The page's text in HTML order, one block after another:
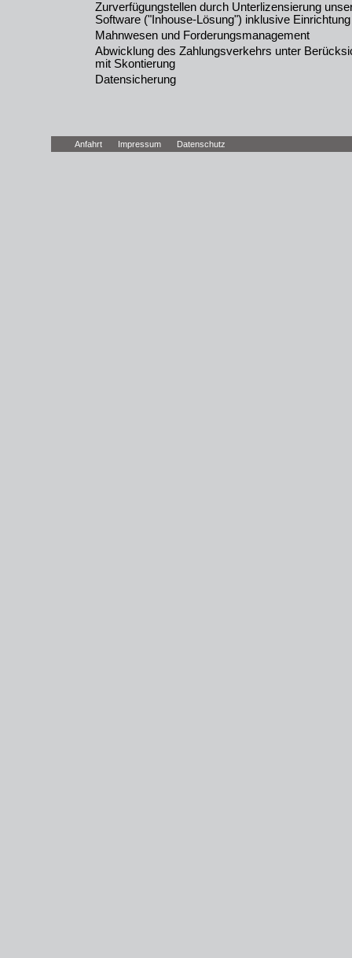
Zurverfügungstellen durch Unterlizensierung
Software ("Inhouse-Lösung") inklusive
Mahnwesen und Forderungsmanagement
Abwicklung des Zahlungsverkehrs unter
mit Skontierung
Datensicherung
Anfahrt Impressum Datenschutz